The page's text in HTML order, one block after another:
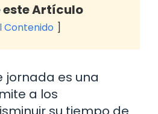
este Artículo
Contenido
jornada es una
a los